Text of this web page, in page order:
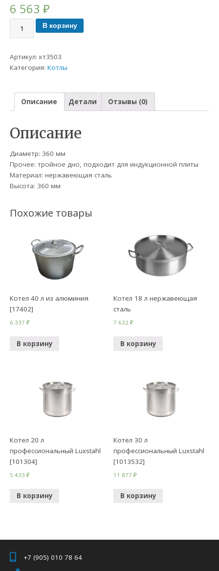
6 563₽
В корзину
Артикул:кт3503
Категория:Котлы
Описание Детали Отзывы (0)
Описание
Диаметр: 360 мм
Прочее: тройное дно, подходит для индукционной плиты
Материал: нержавеющая сталь
Высота: 360 мм
Похожие товары
Котел 40 л из алюминия
[17402]
6 337₽
В корзину
Котел 18 л нержавеющая
сталь
7 632₽
В корзину
Котел 20 л
профессиональный Luxstahl
[101304]
5 433₽
В корзину
Котел 30 л
профессиональный Luxstahl
[1013532]
11 877₽
В корзину
+7 (905) 010 78 64